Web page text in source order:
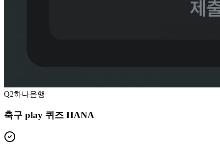
Q2하나은행
축구 play 퀴즈 HANA